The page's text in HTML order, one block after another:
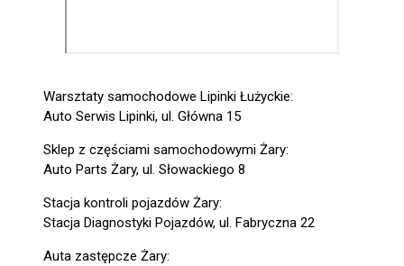
Warsztaty samochodowe Lipinki Łużyckie:
Auto Serwis Lipinki, ul. Główna 15
Sklep z częściami samochodowymi Żary:
Auto Parts Żary, ul. Słowackiego 8
Stacja kontroli pojazdów Żary:
Stacja Diagnostyki Pojazdów, ul. Fabryczna 22
Auta zastępcze Żary: